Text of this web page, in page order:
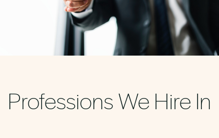
Professions We Hire In